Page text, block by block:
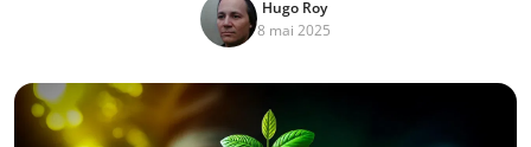
Hugo Roy
8 mai 2025